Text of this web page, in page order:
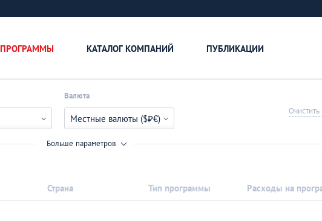
ПРОГРАММЫ КАТАЛОГ КОМПАНИЙ ПУБЛИКАЦИИ
Валюта
Местные валюты ($₽€)
Больше параметров
Страна Тип программы Расходы на